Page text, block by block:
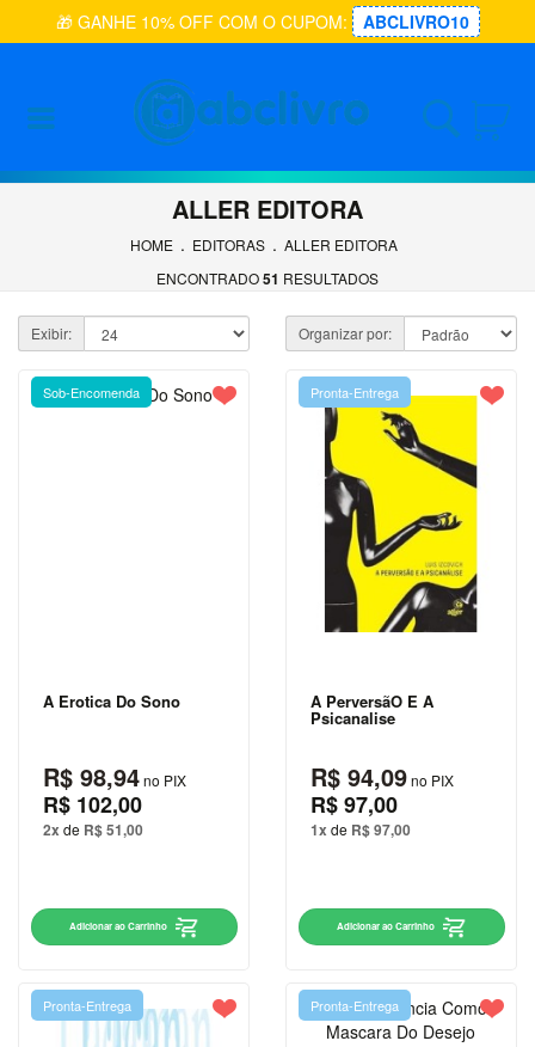
🎁 GANHE 10% OFF COM O CUPOM: ABCLIVRO10
Entrar
ARQUITETURA
ARTES E
CULTURA
EXATAS
HUMANAS
E SOCIAIS
CONTABILIDADE
CULINÁRIA E
GASTRONOMIA
ALLER EDITORA
HOME . EDITORAS . ALLER EDITORA
ENCONTRADO51 RESULTADOS
Organizar por:
Exibir:
A Erotica Do Sono
Sob-Encomenda
R$ 98,94no PIX
R$ 102,00
2x de R$ 51,00
Adicionar ao Carrinho
A PerversãO E A
Psicanalise
Pronta-Entrega
R$ 94,09no PIX
R$ 97,00
1x de R$ 97,00
Adicionar ao Carrinho
Pronta-Entrega Pronta-Entrega